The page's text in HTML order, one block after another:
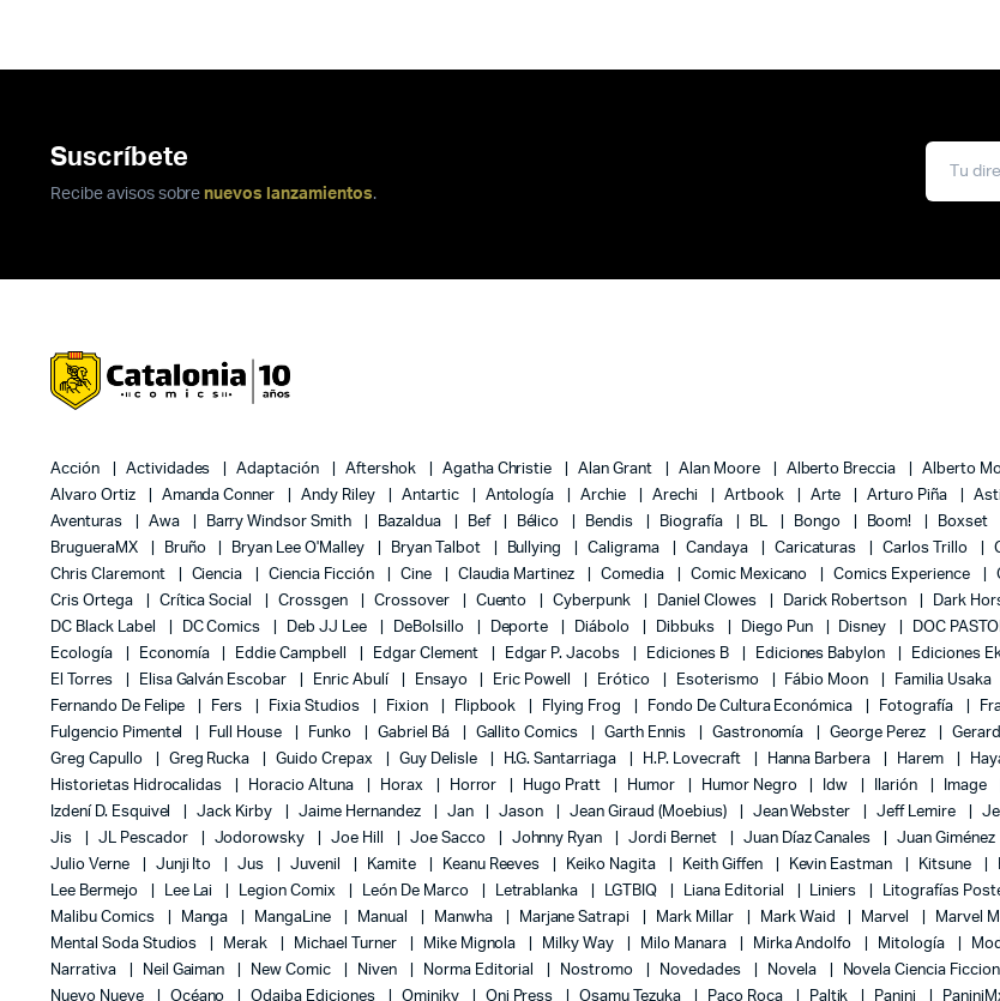
Suscríbete
Recibe avisos sobre nuevos lanzamientos.
Acción Actividades Adaptación Aftershok Agatha Christie Alan Grant Alan Moore Alberto Breccia Alberto
Alvaro Ortiz
Amanda Conner Andy Riley Antartic Antología Archie Arechi Artbook Arte Arturo Piña
Aventuras
Awa Barry Windsor Smith Bazaldua Bef Bélico Bendis Biografía BL Bongo Boom! Boxset
BrugueraMX
Bruño Bryan Lee O'Malley Bryan Talbot Bullying Caligrama Candaya Caricaturas Carlos Trillo
Chris Claremont
Ciencia Ciencia Ficción Cine Claudia Martinez Comedia Comic Mexicano Comics Experience
Cris Ortega
Crítica Social Crossgen Crossover Cuento Cyberpunk Daniel Clowes Darick Robertson Dark
DC Black Label
DC Comics Deb JJ Lee DeBolsillo Deporte Diábolo Dibbuks Diego Pun Disney DOC
Ecología
Economía Eddie Campbell Edgar Clement Edgar P. Jacobs Ediciones B Ediciones Babylon Ediciones
El Torres
Elisa Galván Escobar Enric Abulí Ensayo Eric Powell Erótico Esoterismo Fábio Moon Familia Usaka
Fernando De Felipe
Fers Fixia Studios Fixion Flipbook Flying Frog Fondo De Cultura Económica Fotografía
Fulgencio Pimentel
Full House Funko Gabriel Bá Gallito Comics Garth Ennis Gastronomía George Perez
Greg Capullo
Greg Rucka Guido Crepax Guy Delisle H.G. Santarriaga H.P. Lovecraft Hanna Barbera Harem
Historietas Hidrocalidas
Horacio Altuna Horax Horror Hugo Pratt Humor Humor Negro Idw Ilarión Image
Izdení D. Esquivel
Jack Kirby Jaime Hernandez Jan Jason Jean Giraud (Moebius) Jean Webster Jeff Lemire
Jis
JL Pescador Jodorowsky Joe Hill Joe Sacco Johnny Ryan Jordi Bernet Juan Díaz Canales Juan Giménez
Julio Verne
Junji Ito Jus Juvenil Kamite Keanu Reeves Keiko Nagita Keith Giffen Kevin Eastman Kitsune
Lee Bermejo
Lee Lai Legion Comix León De Marco Letrablanka LGTBIQ Liana Editorial Liniers Litografías
Malibu Comics
Manga MangaLine Manual Manwha Marjane Satrapi Mark Millar Mark Waid Marvel Marvel
Mental Soda Studios
Merak Michael Turner Mike Mignola Milky Way Milo Manara Mirka Andolfo Mitología
Narrativa
Neil Gaiman New Comic Niven Norma Editorial Nostromo Novedades Novela Novela Ciencia Ficcion
Nuevo Nueve
Océano Odaiba Ediciones Ominiky Oni Press Osamu Tezuka Paco Roca Paltik Panini